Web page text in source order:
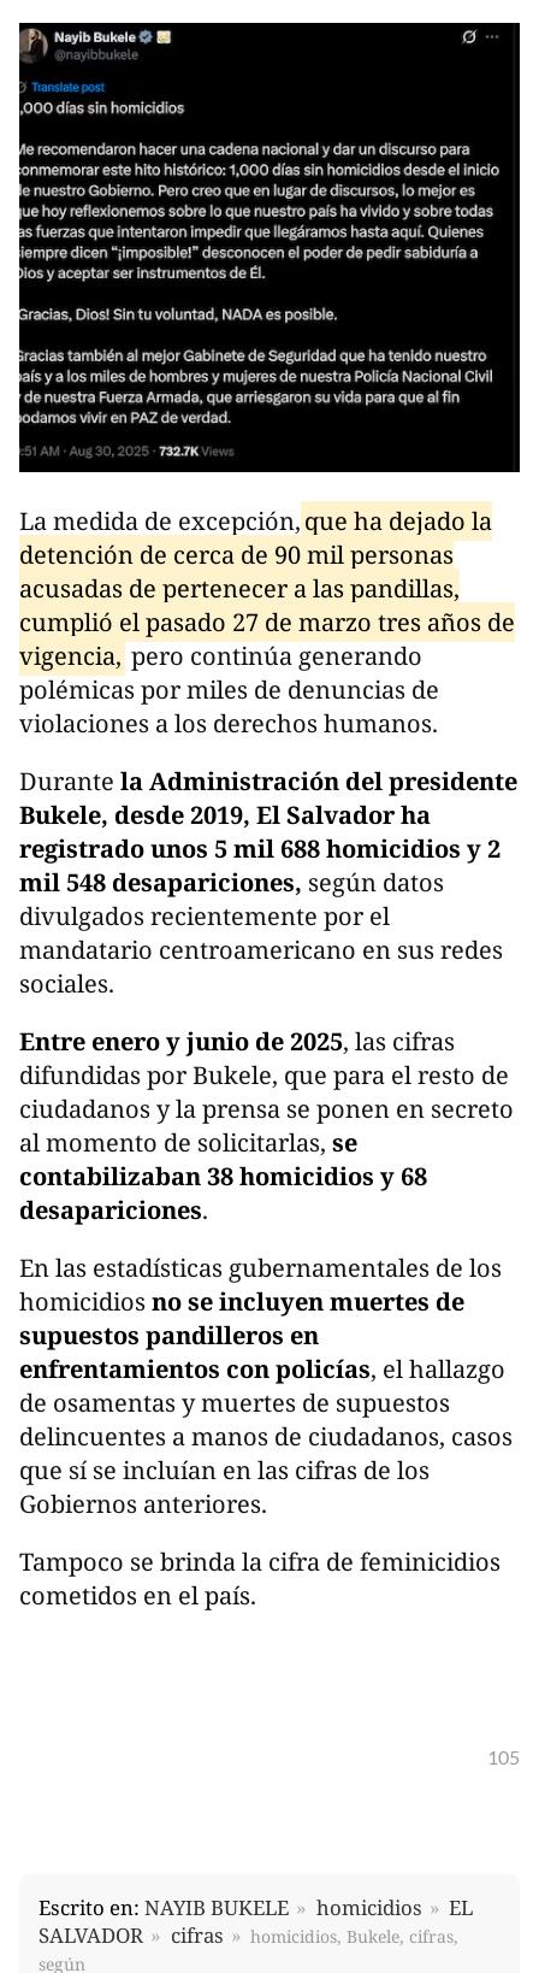
La medida de excepción,que ha dejado la
detención de cerca de 90 mil personas
acusadas de pertenecer a las pandillas,
cumplió el pasado 27 de marzo tres años de
vigencia, pero continúa generando
polémicas por miles de denuncias de
violaciones a los derechos humanos.
Durante la Administración del presidente
Bukele, desde 2019, El Salvador ha
registrado unos 5 mil 688 homicidios y 2
mil 548 desapariciones, según datos
divulgados recientemente por el
mandatario centroamericano en sus redes
sociales.
Entre enero y junio de 2025, las cifras
difundidas por Bukele, que para el resto de
ciudadanos y la prensa se ponen en secreto
al momento de solicitarlas, se
contabilizaban 38 homicidios y 68
desapariciones.
En las estadísticas gubernamentales de los
homicidios no se incluyen muertes de
supuestos pandilleros en
enfrentamientos con policías, el hallazgo
de osamentas y muertes de supuestos
delincuentes a manos de ciudadanos, casos
que sí se incluían en las cifras de los
Gobiernos anteriores.
Tampoco se brinda la cifra de feminicidios
cometidos en el país.
105
Escrito en: NAYIB BUKELE homicidios
EL
SALVADOR
cifras
homicidios, Bukele, cifras,
según